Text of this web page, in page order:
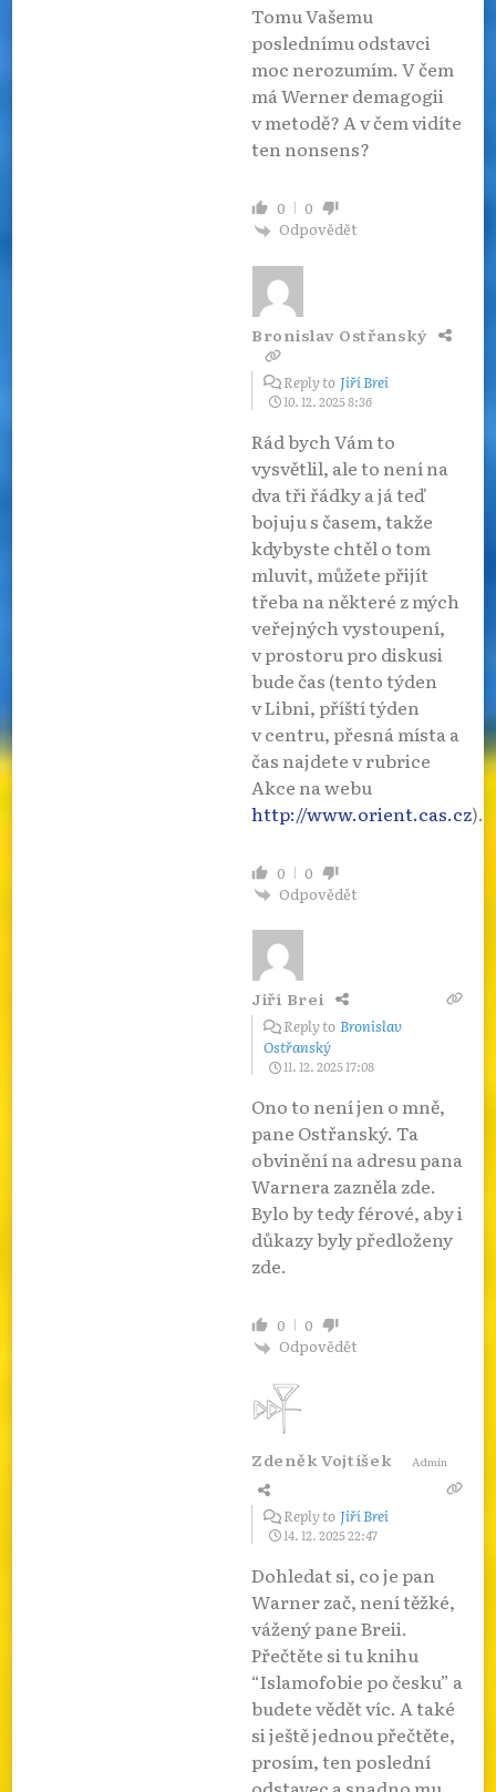
Tomu Vašemu
poslednímu odstavci
moc nerozumím. V čem
má Werner demagogii
v metodě? A v čem vidíte
ten nonsens?
0
0
Odpovědět
Bronislav Ostřanský
Reply to Jiří Brei
10. 12. 2025 8:36
Rád bych Vám to
vysvětlil, ale to není na
dva tři řádky a já teď
bojuju s časem, takže
kdybyste chtěl o tom
mluvit, můžete přijít
třeba na některé z mých
veřejných vystoupení,
v prostoru pro diskusi
bude čas (tento týden
v Libni, příští týden
v centru, přesná místa a
čas najdete v rubrice
Akce na webu
http://www.orient.cas.cz).
0
0
Odpovědět
Jiří Brei
Reply toBronislav
Ostřanský
11. 12. 2025 17:08
Ono to není jen o mně,
pane Ostřanský. Ta
obvinění na adresu pana
Warnera zazněla zde.
Bylo by tedy férové, aby i
důkazy byly předloženy
zde.
0
0
Odpovědět
Zdeněk Vojtíšek Admin
Reply to Jiří Brei
14. 12. 2025 22:47
Dohledat si, co je pan
Warner zač, není těžké,
vážený pane Breii.
Přečtěte si tu knihu
“Islamofobie po česku” a
budete vědět víc. A také
si ještě jednou přečtěte,
prosím, ten poslední